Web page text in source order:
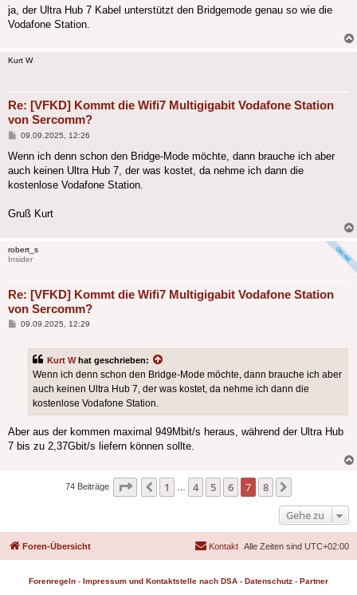
ja, der Ultra Hub 7 Kabel unterstützt den Bridgemode genau so wie die
Vodafone Station.
Kurt W
Re: [VFKD] Kommt die Wifi7 Multigigabit Vodafone Station
von Sercomm?
Beitrag
09.09.2025, 12:26
Wenn ich denn schon den Bridge-Mode möchte, dann brauche ich aber
auch keinen Ultra Hub 7, der was kostet, da nehme ich dann die
kostenlose Vodafone Station.
Gruß Kurt
robert_s
Insider
Re: [VFKD] Kommt die Wifi7 Multigigabit Vodafone Station
von Sercomm?
Beitrag
09.09.2025, 12:29
Kurt What geschrieben:
Wenn ich denn schon den Bridge-Mode möchte, dann brauche ich aber
auch keinen Ultra Hub 7, der was kostet, da nehme ich dann die
kostenlose Vodafone Station.
Aber aus der kommen maximal 949Mbit/s heraus, während der Ultra Hub
7 bis zu 2,37Gbit/s liefern können sollte.
74 Beiträge Seite von 8
Vorherige
1 4 5 6 7 8
Gehe zu
Foren-Übersicht Alle Zeiten sind UTC+02:00
Kontakt
Forenregeln - Impressum und Kontaktstelle nach DSA - Datenschutz - Partner